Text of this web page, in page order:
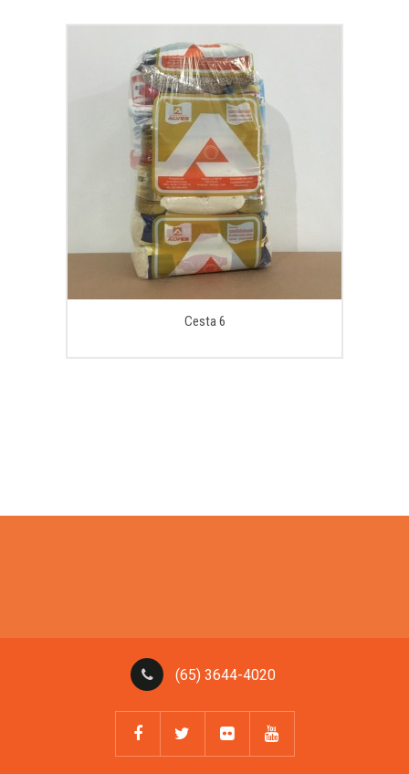
Cesta 6
(65) 3644-4020